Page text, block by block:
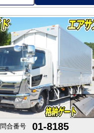
問合番号 01-8185